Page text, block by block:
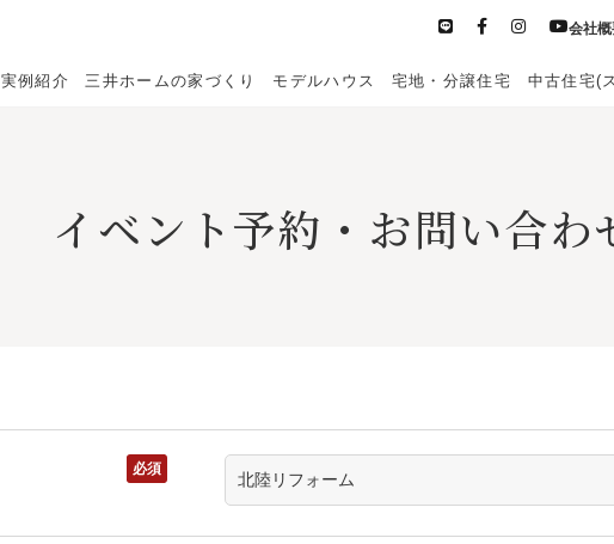
会社
実例紹介
医院開業支援
三井ホームの家づくり モデルハウス 宅地・分譲住宅 中古住宅(
イベント予約・お問い合わ
必須